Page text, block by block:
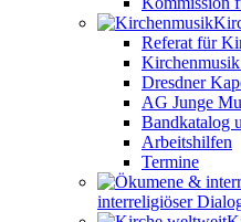
Referat für
Dresdner
AG Junge
Bandkatalog
Arbeitshilfen
Termine
interreligiöser